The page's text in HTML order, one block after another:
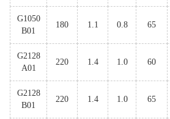
G1050
B01
180 1.1 0.8 65
G2128
A01
220 1.4 1.0 60
G2128
B01
220 1.4 1.0 65